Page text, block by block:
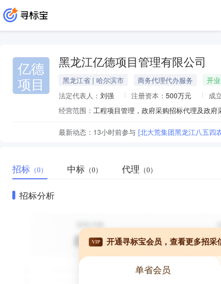
亿德
项目
黑龙江亿德项目管理有限公司
黑龙江省 | 哈尔滨市 商务代理代办服务
开业
法定代表人： 刘强 注册资本： 500万元
成
经营范围：
最新动态： 13小时前参与 [北大荒集团黑龙江八五四
招标 （0） 中标 （0） 代理 （0）
招标分析
VIP 开通寻标宝会员，查看更多招采
单省会员